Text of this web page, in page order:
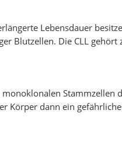
Lebensdauer
Blutzellen. Die CLL
Körper dann ein